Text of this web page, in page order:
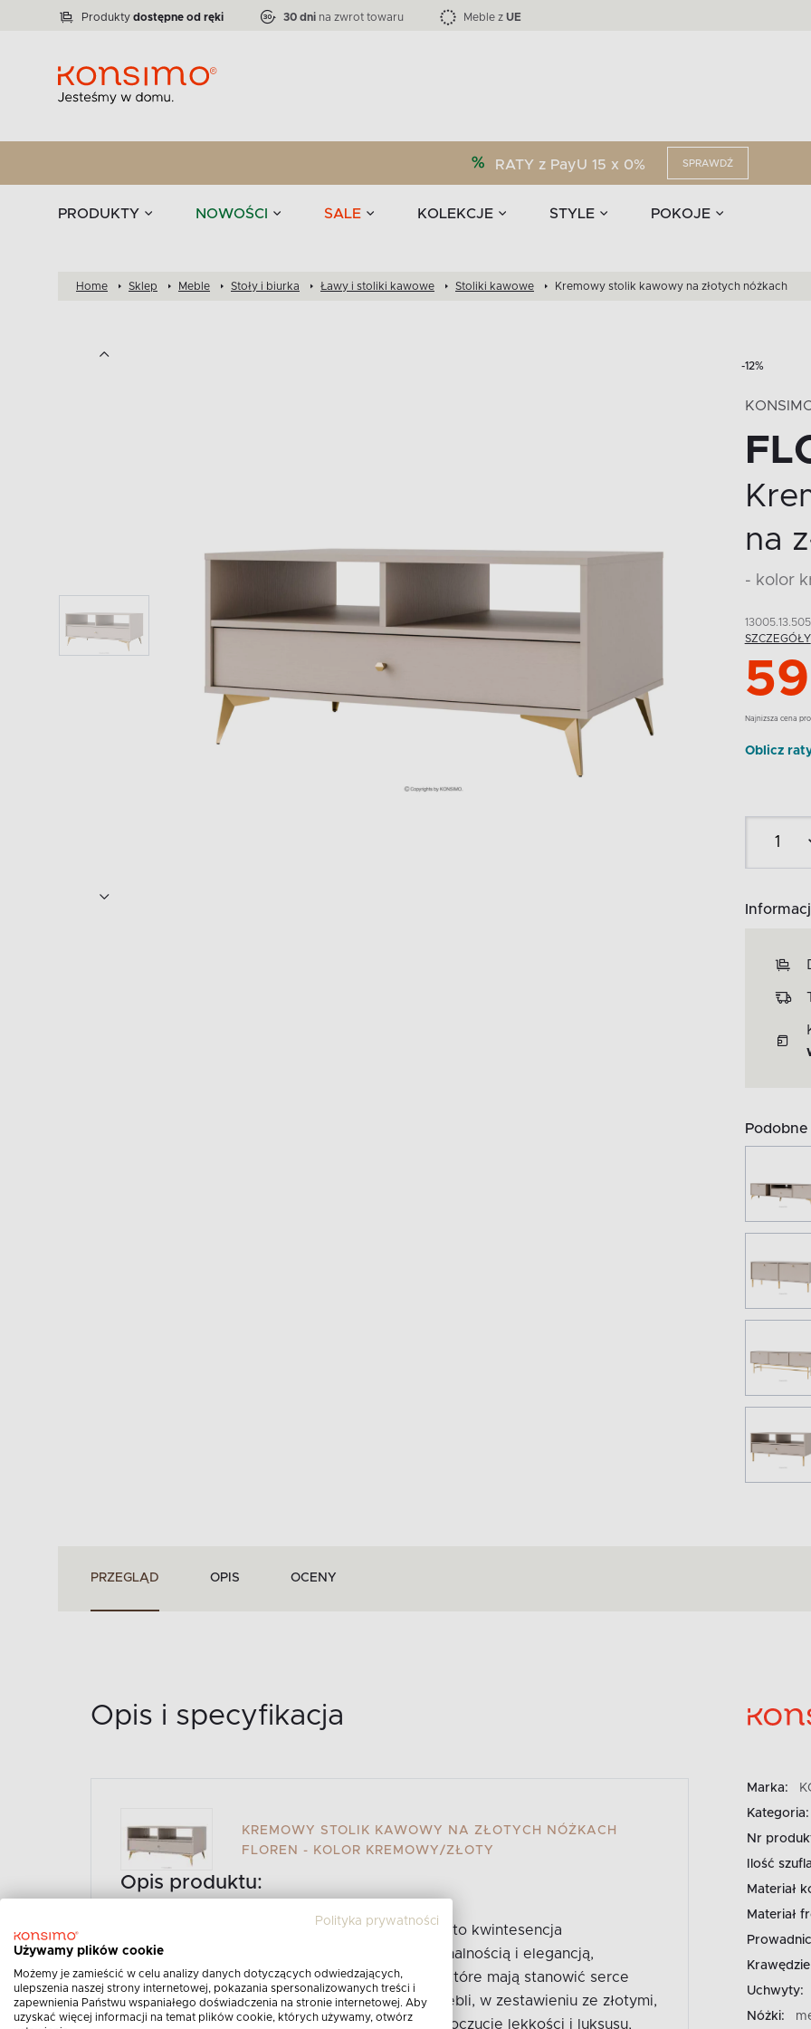
Produkty dostępne od ręki 30 dni na zwrot towaru Meble z UE
RATY z PayU 15 x 0% SPRAWDŹ
PRODUKTY NOWOŚCI SALE KOLEKCJE STYLE POKOJE
Zastawy stołowe i akcesoria
Kolekcja narożników RATLO -39 % Kolekcja mebli LOFTY -45 %
VICTO Liczba produktów:71 EPIRI Liczba produktów:
ELEGANT Liczba produktów:864 TEENS Liczba produktów:
stołowe
Home Sklep Meble Stoły i biurka Ławy i stoliki kawowe Stoliki kawowe Kremowy stolik kawowy na złotych nóżkach
-12%
na
- kolor
13005.13.505
SZCZEGÓŁY
Najnizsza cena
Oblicz
PRZEGLĄD OPIS OCENY
Opis i specyfikacja
KREMOWY STOLIK KAWOWY NA ZŁOTYCH NÓŻKACH
FLOREN - KOLOR KREMOWY/ZŁOTY
Opis produktu:
Kremowy stolik kawowy na na złotych nóżkach to kwintesencja
nowoczesnego designu połączonego z funkcjonalnością i elegancją,
stworzona z myślą o współczesnych salonach, które mają stanowić serce
każdego domu. Jasna, kremowa kolorystyka mebli, w zestawieniu ze złotymi,
metalowymi nóżkami, wprowadza do wnętrza poczucie lekkości i luksusu,
Marka:
Kategoria:
Nr
Ilość
Materiał
Materiał
Uchwyty:
Nóżki:
Polityka prywatności
Używamy plików cookie
Możemy je zamieścić w celu analizy danych dotyczących odwiedzających,
ulepszenia naszej strony internetowej, pokazania spersonalizowanych treści i
zapewnienia Państwu wspaniałego doświadczenia na stronie internetowej. Aby
uzyskać więcej informacji na temat plików cookie, których używamy, otwórz